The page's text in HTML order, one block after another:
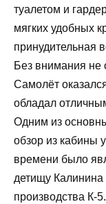
туалетом и
мягких удобных
принудительная
Без внимания не
Самолёт
обладал
Одним из
обзор из кабины
времени было
детищу Калинина
производства К-